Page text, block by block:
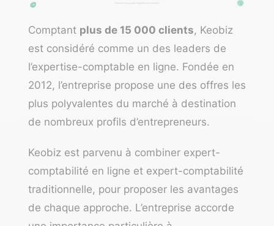
Comptant plus de 15 000 clients, Keobiz
est considéré comme un des leaders de
l’expertise-comptable en ligne. Fondée en
2012, l’entreprise propose une des offres les
plus polyvalentes du marché à destination
de nombreux profils d’entrepreneurs.
Keobiz est parvenu à combiner expert-
comptabilité en ligne et expert-comptabilité
traditionnelle, pour proposer les avantages
de chaque approche. L’entreprise accorde